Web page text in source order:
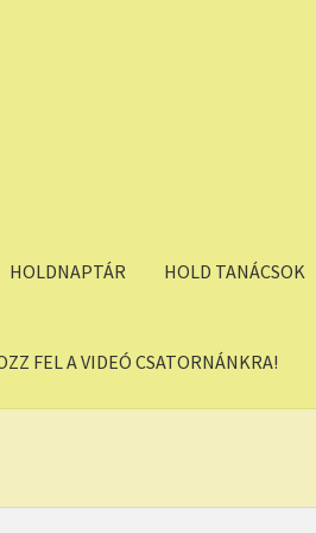
HOLDNAPTÁR HOLD TANÁCSOK
FEL A VIDEÓ CSATORNÁNKRA!